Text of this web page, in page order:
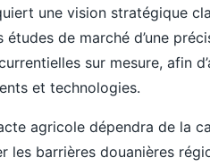
une vision stratégique
de marché d’une
sur mesure, afin
et technologies.
agricole dépendra de la
les barrières douanières